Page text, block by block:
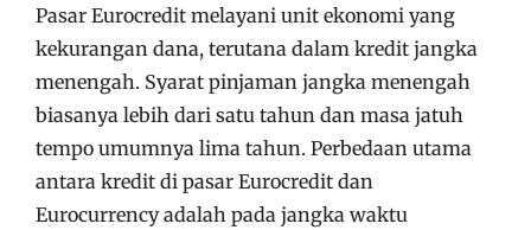
Pasar Eurocredit melayani unit ekonomi yang
kekurangan dana, terutana dalam kredit jangka
menengah. Syarat pinjaman jangka menengah
biasanya lebih dari satu tahun dan masa jatuh
tempo umumnya lima tahun. Perbedaan utama
antara kredit di pasar Eurocredit dan
Eurocurrency adalah pada jangka waktu